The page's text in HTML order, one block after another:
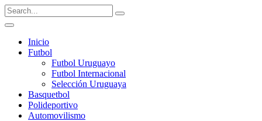
Inicio
Futbol
Futbol Uruguayo
Futbol Internacional
Selección Uruguaya
Basquetbol
Polideportivo
Automovilismo